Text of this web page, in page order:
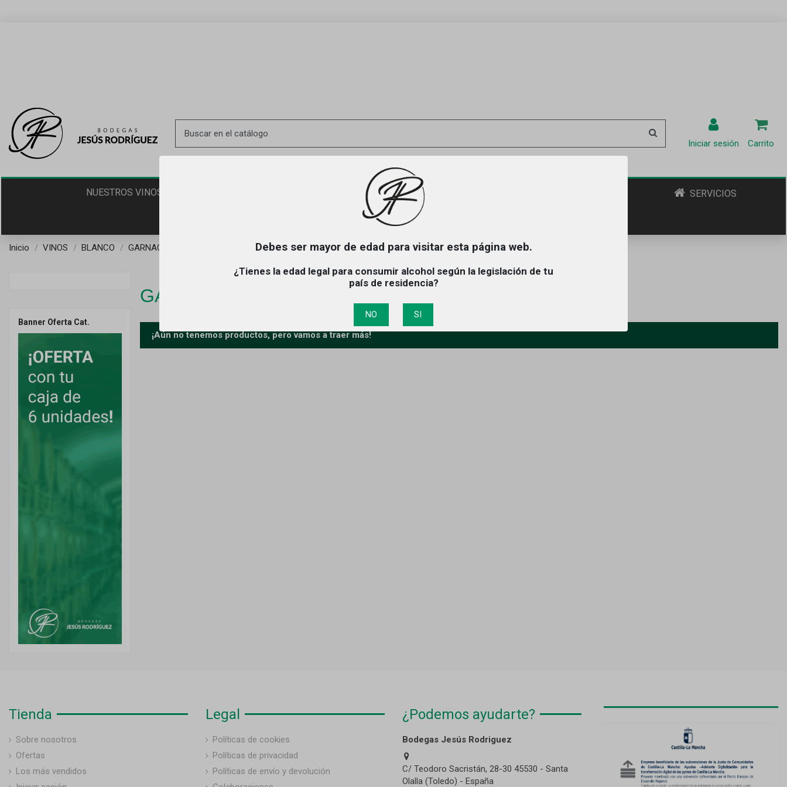
Debes ser mayor de edad para visitar esta página web.
¿Tienes la edad legal para consumir alcohol según la legislación de tu
país de residencia?
NO SI
Iniciar sesión Carrito
NUESTROS VINOS IDEAS REGALOS SERVICIOS
CATAS
Inicio VINOS BLANCO GARNACHA BLANCA
GARNACHA BLANCA
¡Aún no tenemos productos, pero vamos a traer más!
Banner Oferta Cat.
Tienda
Sobre nosotros
Ofertas
Los más vendidos
Legal
Políticas de cookies
Políticas de privacidad
Políticas de envío y devolución
¿Podemos ayudarte?
Bodegas Jesús Rodriguez
C/ Teodoro Sacristán, 28-30 45530 - Santa
Olalla (Toledo) - España